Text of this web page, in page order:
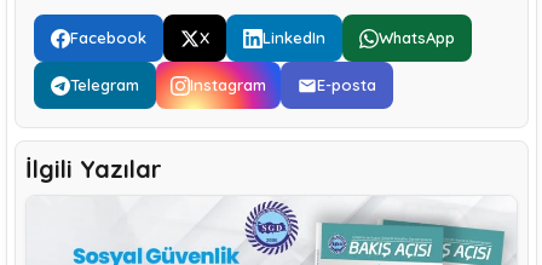
Facebook X LinkedIn WhatsApp
Telegram Instagram E-posta
İlgili Yazılar